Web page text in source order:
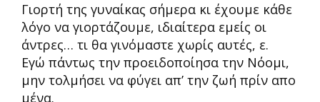
Γιορτή της γυναίκας σήμερα κι έχουμε κάθε
λόγο να γιορτάζουμε, ιδιαίτερα εμείς οι
άντρες… τι θα γινόμαστε χωρίς αυτές, ε.
Εγώ πάντως την προειδοποίησα την Νόομι,
μην τολμήσει να φύγει απ’ την ζωή πρίν απο
μένα.